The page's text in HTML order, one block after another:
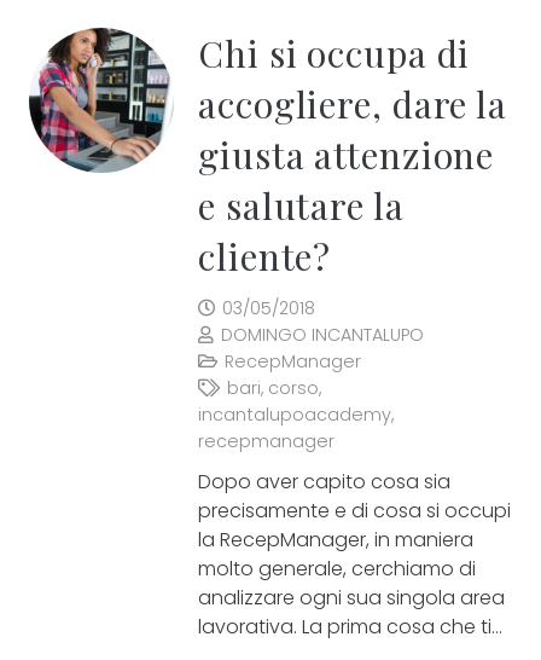
Chi si occupa di
accogliere, dare la
giusta attenzione
e salutare la
cliente?
03/05/2018
DOMINGO INCANTALUPO
RecepManager
bari, corso,
incantalupoacademy,
recepmanager
Dopo aver capito cosa sia
precisamente e di cosa si occupi
la RecepManager, in maniera
molto generale, cerchiamo di
analizzare ogni sua singola area
lavorativa. La prima cosa che ti…